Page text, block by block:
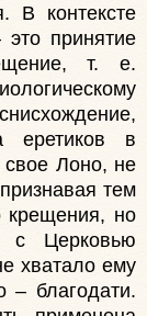
В контексте
принятие
т. е.
еретиков в
Лоно, не
тем
крещения, но
с Церковью
хватало ему
– благодати.